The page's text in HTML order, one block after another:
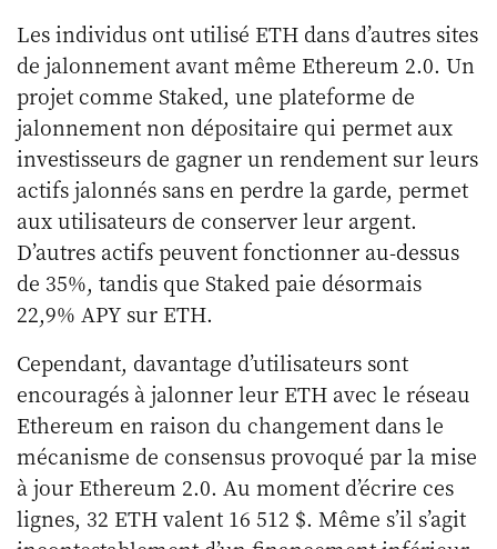
Les individus ont utilisé ETH dans d’autres sites
de jalonnement avant même Ethereum 2.0. Un
projet comme Staked, une plateforme de
jalonnement non dépositaire qui permet aux
investisseurs de gagner un rendement sur leurs
actifs jalonnés sans en perdre la garde, permet
aux utilisateurs de conserver leur argent.
D’autres actifs peuvent fonctionner au-dessus
de 35%, tandis que Staked paie désormais
22,9% APY sur ETH.
Cependant, davantage d’utilisateurs sont
encouragés à jalonner leur ETH avec le réseau
Ethereum en raison du changement dans le
mécanisme de consensus provoqué par la mise
à jour Ethereum 2.0. Au moment d’écrire ces
lignes, 32 ETH valent 16 512 $. Même s’il s’agit